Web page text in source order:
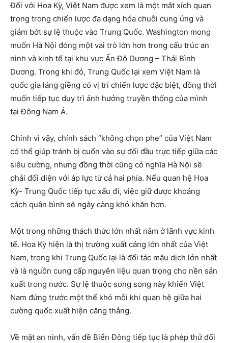
Đối với Hoa Kỳ, Việt Nam được xem là một mắt xích quan
trọng trong chiến lược đa dạng hóa chuỗi cung ứng và
giảm bớt sự lệ thuộc vào Trung Quốc. Washington mong
muốn Hà Nội đóng một vai trò lớn hơn trong cấu trúc an
ninh và kinh tế tại khu vực Ấn Độ Dương – Thái Bình
Dương. Trong khi đó, Trung Quốc lại xem Việt Nam là
quốc gia láng giềng có vị trí chiến lược đặc biệt, đồng thời
muốn tiếp tục duy trì ảnh hưởng truyền thống của mình
tại Đông Nam Á.
Chính vì vậy, chính sách “không chọn phe” của Việt Nam
có thể giúp tránh bị cuốn vào sự đối đầu trực tiếp giữa các
siêu cường, nhưng đồng thời cũng có nghĩa Hà Nội sẽ
phải đối diện với áp lực từ cả hai phía. Nếu quan hệ Hoa
Kỳ- Trung Quốc tiếp tục xấu đi, việc giữ được khoảng
cách quân bình sẽ ngày càng khó khăn hơn.
Một trong những thách thức lớn nhất nằm ở lãnh vực kinh
tế. Hoa Kỳ hiện là thị trường xuất cảng lớn nhất của Việt
Nam, trong khi Trung Quốc lại là đối tác mậu dịch lớn nhất
và là nguồn cung cấp nguyên liệu quan trọng cho nền sản
xuất trong nước. Sự lệ thuộc song song này khiến Việt
Nam đứng trước một thế khó mỗi khi quan hệ giữa hai
cường quốc xuất hiện căng thẳng.
Về mặt an ninh, vấn đề Biển Đông tiếp tục là phép thử đối